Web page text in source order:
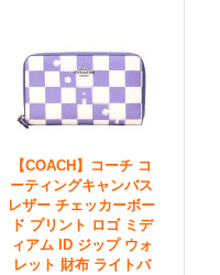
【COACH】コーチ コ
ーティングキャンバス
レザー チェッカーボー
ド プリント ロゴ ミデ
ィアム ID ジップ ウォ
レット 財布 ライトバ